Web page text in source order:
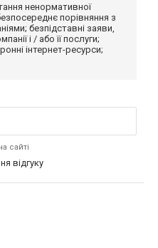
ненормативної
порівняння з
безпідставні заяви,
і / або її послуги;
інтернет-ресурси;
сайті
відгуку